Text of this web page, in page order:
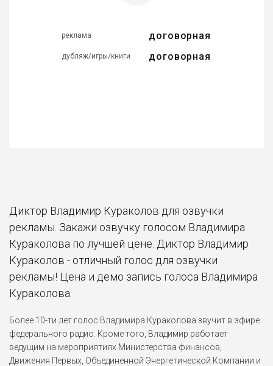
реклама договорная
дубляж/игры/книги договорная
Диктор Владимир Кураколов для озвучки
рекламы. Закажи озвучку голосом Владимира
Кураколова по лучшей цене. Диктор Владимир
Кураколов - отличный голос для озвучки
рекламы! Цена и демо запись голоса Владимира
Кураколова.
Более 10-ти лет голос Владимира Кураколова звучит в эфире
федерального радио. Кроме того, Владимир работает
ведущим на мероприятиях Министерства финансов,
Движения Первых, Объединенной Энергетической Компании и